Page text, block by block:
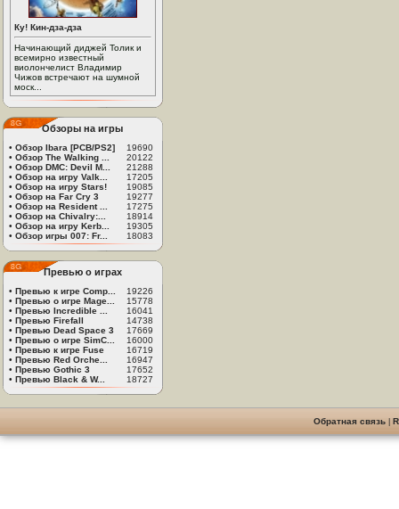
Ку! Кин-дза-дза
Начинающий диджей Толик и
всемирно известный
виолончелист Владимир
Чижов встречают на шумной
моск...
Обзоры на игры
• Обзор Ibara [PCB/PS2]
19690
• Обзор The Walking ...
20122
• Обзор DMC: Devil M...
21288
• Обзор на игру Valk...
17205
• Обзор на игру Stars!
19085
• Обзор на Far Cry 3
19277
• Обзор на Resident ...
17275
• Обзор на Chivalry:...
18914
• Обзор на игру Kerb...
19305
• Обзор игры 007: Fr... 18083
Превью о играх
• Превью к игре Comp...
19226
• Превью о игре Mage...
15778
• Превью Incredible ...
16041
• Превью Firefall
14738
• Превью Dead Space 3
17669
• Превью о игре SimC...
16000
• Превью к игре Fuse
16719
• Превью Red Orche...
16947
• Превью Gothic 3
17652
• Превью Black & W... 18727
Обратная связь